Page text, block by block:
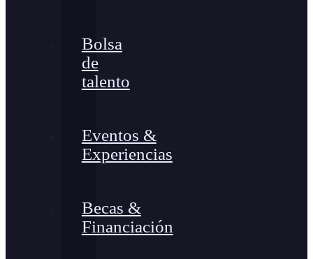
Bolsa
de
talento
Eventos &
Experiencias
Becas &
Financiación